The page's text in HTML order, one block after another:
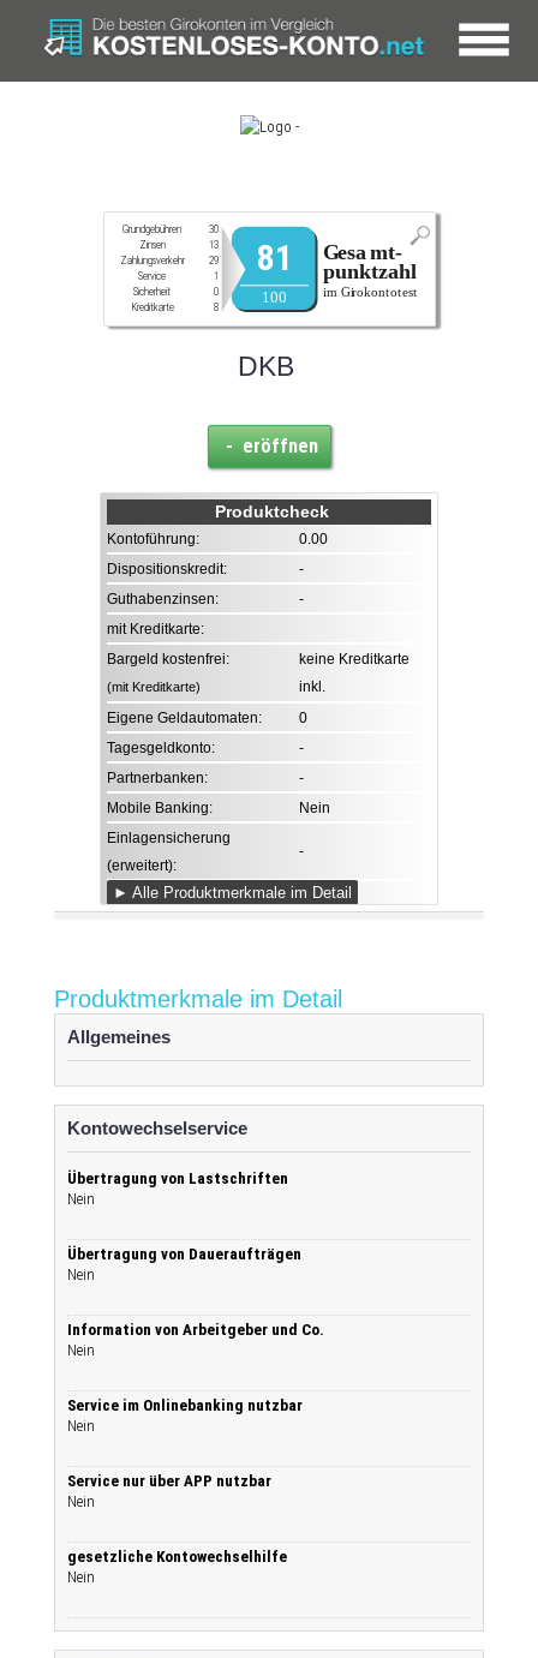
Grundgebühren
30
Zinsen
13
Zahlungsverkehr
29
Service
1
Sicherheit
0
Kreditkarte
8
81
DKB
- eröffnen
Produktcheck
Kontoführung:
0.00
Dispositionskredit:
-
Guthabenzinsen:
-
mit Kreditkarte:
Bargeld kostenfrei:
(mit Kreditkarte)
keine Kreditkarte
inkl.
Eigene Geldautomaten:
0
Tagesgeldkonto:
-
Partnerbanken:
-
Mobile Banking:
Nein
Einlagensicherung
(erweitert):
-
► Alle Produktmerkmale im Detail
Produktmerkmale im Detail
Allgemeines
Kontowechselservice
Übertragung von Lastschriften
Nein
Übertragung von Daueraufträgen
Nein
Information von Arbeitgeber und Co.
Nein
Service im Onlinebanking nutzbar
Nein
Service nur über APP nutzbar
Nein
gesetzliche Kontowechselhilfe
Nein